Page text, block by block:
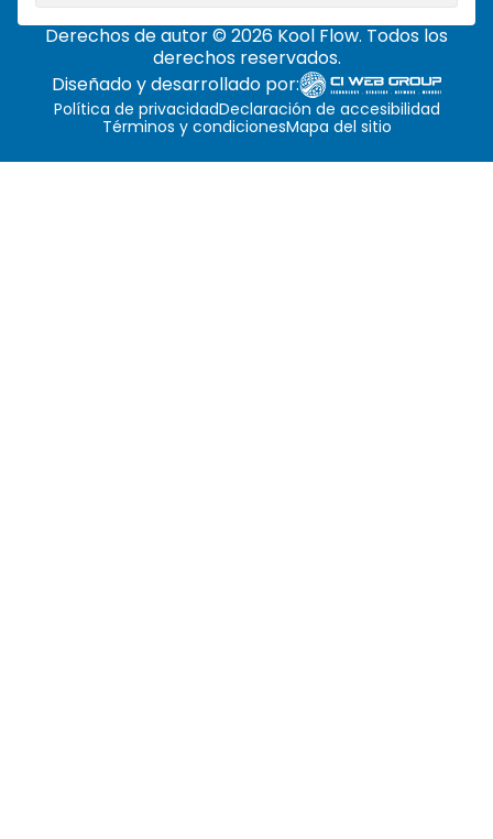
Derechos de autor © 2026 Kool Flow. Todos los
derechos reservados.
Diseñado y desarrollado por:
Política de privacidadDeclaración de accesibilidad
Términos y condicionesMapa del sitio